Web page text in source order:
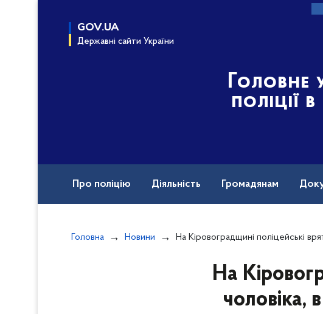
GOV.UA
Державні сайти України
Головне
поліції
Про поліцію Діяльність Громадянам
Головна Новини На Кіровоградщині поліцейські врятували чоловіка, в якого
На
чоловіка,